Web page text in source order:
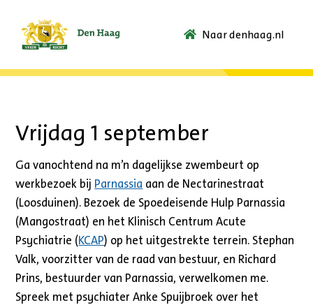
Ga
de
Naar denhaag.nl
Vrijdag 1 september
Ga vanochtend na m’n dagelijkse zwembeurt op
werkbezoek bij Parnassia aan de Nectarinestraat
(Loosduinen). Bezoek de Spoedeisende Hulp Parnassia
(Mangostraat) en het Klinisch Centrum Acute
Psychiatrie (KCAP) op het uitgestrekte terrein. Stephan
Valk, voorzitter van de raad van bestuur, en Richard
Prins, bestuurder van Parnassia, verwelkomen me.
Spreek met psychiater Anke Spuijbroek over het